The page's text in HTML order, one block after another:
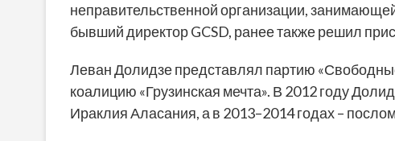
неправительственной организации,
бывший директор GCSD, ранее также решил
Леван Долидзе представлял партию
коалицию «Грузинская мечта». В 2012 году
Ираклия Аласания, а в 2013–2014 годах –